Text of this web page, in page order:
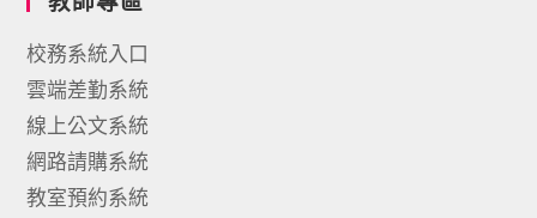
校務系統入口
雲端差勤系統
線上公文系統
網路請購系統
教室預約系統